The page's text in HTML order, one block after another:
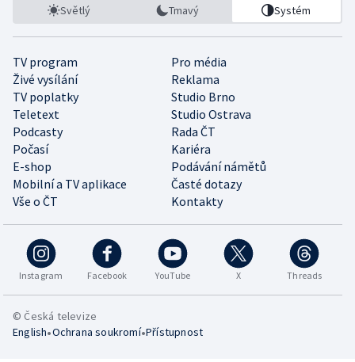
Světlý Tmavý Systém
TV program
Pro média
Živé vysílání
Reklama
TV poplatky
Studio Brno
Teletext
Studio Ostrava
Podcasty
Rada ČT
Počasí
Kariéra
E-shop
Podávání námětů
Mobilní a TV aplikace
Časté dotazy
Vše o ČT
Kontakty
Instagram Facebook YouTube X Threads
© Česká televize
English•Ochrana soukromí•Přístupnost